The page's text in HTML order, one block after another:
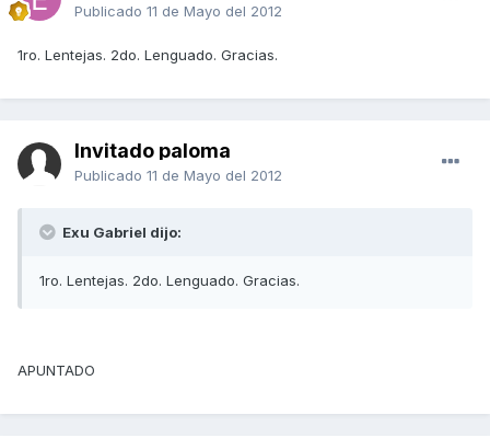
Publicado 11 de Mayo del 2012
1ro. Lentejas. 2do. Lenguado. Gracias.
Invitado paloma
Publicado 11 de Mayo del 2012
Exu Gabriel dijo:
1ro. Lentejas. 2do. Lenguado. Gracias.
APUNTADO